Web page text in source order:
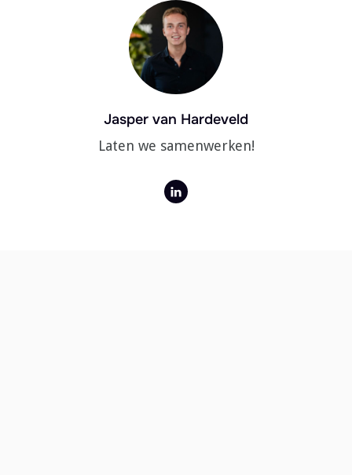
Jasper van Hardeveld
Laten we samenwerken!
